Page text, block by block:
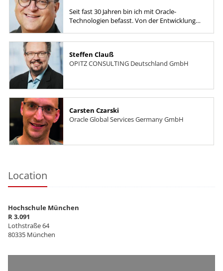
Seit fast 30 Jahren bin ich mit Oracle-
Technologien befasst. Von der Entwicklung
Steffen Clauß
OPITZ CONSULTING Deutschland GmbH
Carsten Czarski
Oracle Global Services Germany GmbH
Location
Hochschule München
R 3.091
Lothstraße 64
80335 München